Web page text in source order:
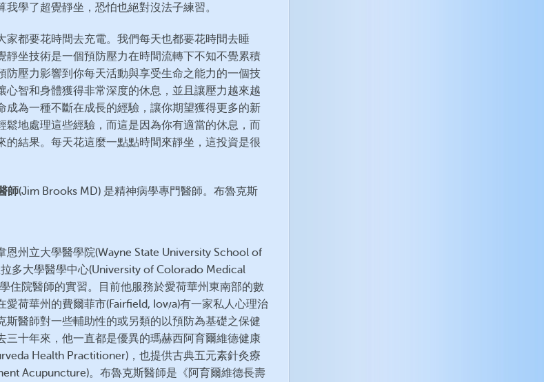
我學了超覺靜坐，恐怕也絕對沒法子練習。
家都要花時間去充電。我們每天也都要花時間去睡
靜坐技術是一個預防壓力在時間流轉下不知不覺累積
防壓力影響到你每天活動與享受生命之能力的一個技
心智和身體獲得非常深度的休息，並且讓壓力越來越
成為一種不斷在成長的經驗，讓你期望獲得更多的新
鬆地處理這些經驗，而這是因為你有適當的休息，而
的結果。每天花這麼一點點時間來靜坐，這投資是很
師(Jim Brooks MD) 是精神病學專門醫師。布魯克斯
恩州立大學醫學院(Wayne State University School of
多大學醫學中心(University of Colorado Medical
住院醫師的實習。目前他服務於愛荷華州東南部的數
愛荷華州的費爾菲市(Fairfield, Iowa)有一家私人心理治
斯醫師對一些輔助性的或另類的以預防為基礎之保健
三十年來，他一直都是優異的瑪赫西阿育爾維德健康
Health Practitioner)，也提供古典五元素針灸療
Acupuncture)。布魯克斯醫師是《阿育爾維德長壽